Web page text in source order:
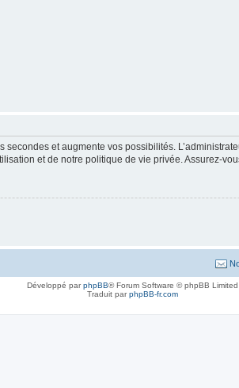
et augmente vos possibilités.
et de notre politique de vie privée. Assurez-
Développé parphpBB® Forum Software © phpBB Limited
Traduit parphpBB-fr.com